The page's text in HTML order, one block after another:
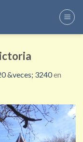
&veces; 3240en